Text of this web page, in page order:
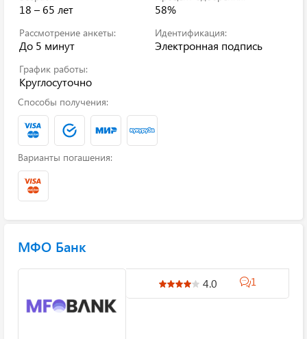
18 – 65 лет 58%
Рассмотрение анкеты:
До 5 минут
Идентификация:
Электронная подпись
График работы:
Круглосуточно
Способы получения:
Варианты погашения:
МФО Банк
4.0 1